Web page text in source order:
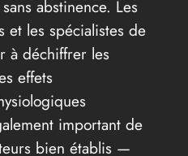
abstinence. Les
et les spécialistes de
à déchiffrer les
effets
important de
bien établis —